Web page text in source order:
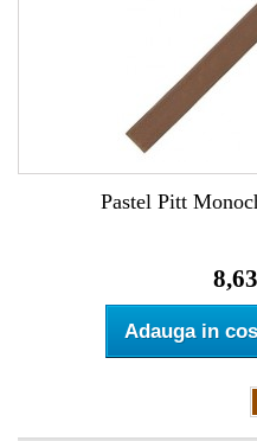
Pastel Pitt
Adauga in cos